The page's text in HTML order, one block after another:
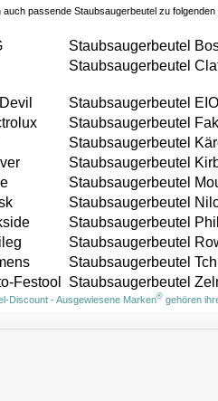
auch passende Staubsaugerbeutel zu folgenden
Staubsaugerbeutel
Staubsaugerbeutel
Staubsaugerbeutel
Staubsaugerbeutel
Staubsaugerbeutel
Staubsaugerbeutel
Staubsaugerbeutel
Staubsaugerbeutel
Staubsaugerbeutel
Staubsaugerbeutel
Staubsaugerbeutel
Festool
Staubsaugerbeutel
Discount - Ausgewiesene Marken®gehören